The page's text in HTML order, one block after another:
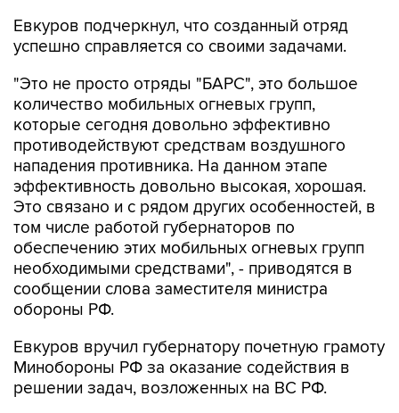
Евкуров подчеркнул, что созданный отряд
успешно справляется со своими задачами.
"Это не просто отряды "БАРС", это большое
количество мобильных огневых групп,
которые сегодня довольно эффективно
противодействуют средствам воздушного
нападения противника. На данном этапе
эффективность довольно высокая, хорошая.
Это связано и с рядом других особенностей, в
том числе работой губернаторов по
обеспечению этих мобильных огневых групп
необходимыми средствами", - приводятся в
сообщении слова заместителя министра
обороны РФ.
Евкуров вручил губернатору почетную грамоту
Минобороны РФ за оказание содействия в
решении задач, возложенных на ВС РФ.